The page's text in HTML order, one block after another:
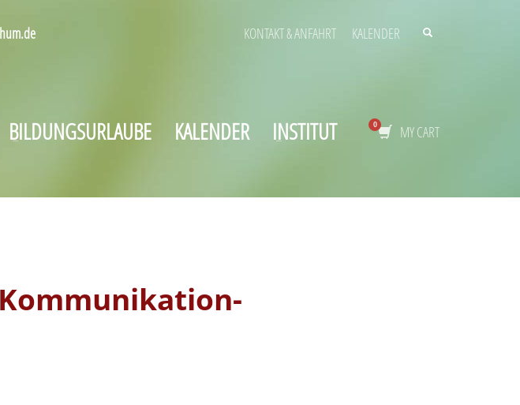
KONTAKT & ANFAHRT KALENDER
BILDUNGSURLAUBE KALENDER INSTITUT MY CART